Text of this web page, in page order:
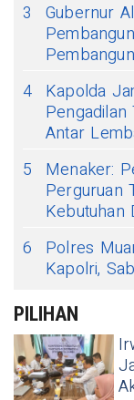
3
Gubernur
4 Kapolda
Antar
5
Menaker:
Perguruan
Kebutuhan
6
Polres
Kapolri,
PILIHAN